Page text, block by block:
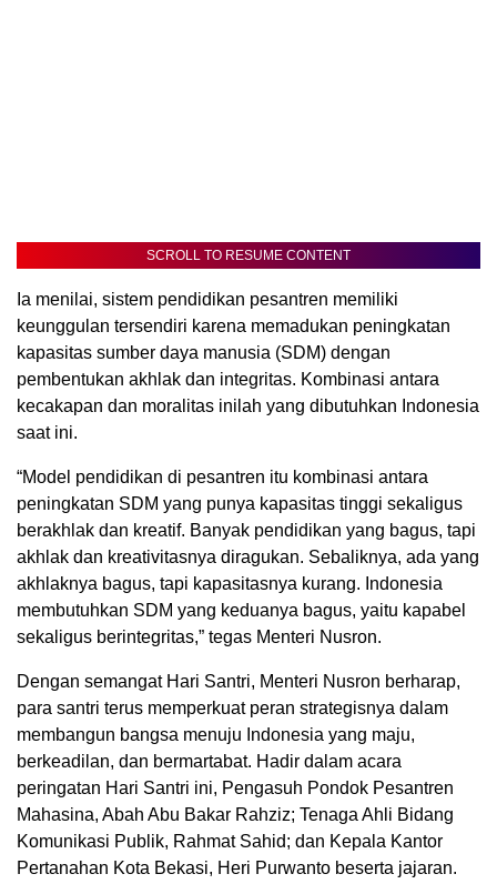
SCROLL TO RESUME CONTENT
Ia menilai, sistem pendidikan pesantren memiliki
keunggulan tersendiri karena memadukan peningkatan
kapasitas sumber daya manusia (SDM) dengan
pembentukan akhlak dan integritas. Kombinasi antara
kecakapan dan moralitas inilah yang dibutuhkan Indonesia
saat ini.
“Model pendidikan di pesantren itu kombinasi antara
peningkatan SDM yang punya kapasitas tinggi sekaligus
berakhlak dan kreatif. Banyak pendidikan yang bagus, tapi
akhlak dan kreativitasnya diragukan. Sebaliknya, ada yang
akhlaknya bagus, tapi kapasitasnya kurang. Indonesia
membutuhkan SDM yang keduanya bagus, yaitu kapabel
sekaligus berintegritas,” tegas Menteri Nusron.
Dengan semangat Hari Santri, Menteri Nusron berharap,
para santri terus memperkuat peran strategisnya dalam
membangun bangsa menuju Indonesia yang maju,
berkeadilan, dan bermartabat. Hadir dalam acara
peringatan Hari Santri ini, Pengasuh Pondok Pesantren
Mahasina, Abah Abu Bakar Rahziz; Tenaga Ahli Bidang
Komunikasi Publik, Rahmat Sahid; dan Kepala Kantor
Pertanahan Kota Bekasi, Heri Purwanto beserta jajaran.